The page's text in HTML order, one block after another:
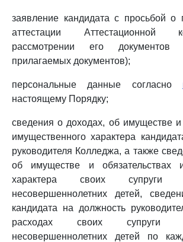
заявление кандидата с просьбой о
аттестации Аттестационной
рассмотрении его документов
прилагаемых документов);
персональные данные согласно
настоящему Порядку;
сведения о доходах, об имуществе и
имущественного характера
руководителя Колледжа, а также
об имуществе и обязательствах
характера своих супруги
несовершеннолетних детей,
кандидата на должность
расходах своих супруги
несовершеннолетних детей по